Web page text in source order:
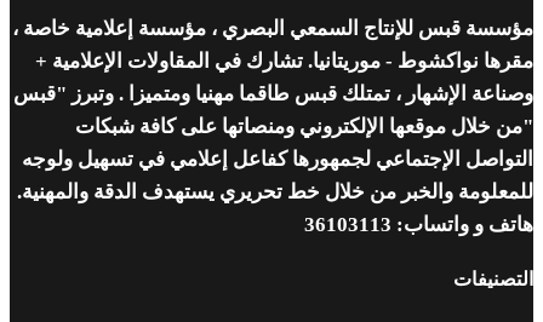
مؤسسة قبس للإنتاج السمعي البصري ، مؤسسة إعلامية خاصة ،
مقرها نواكشوط - موريتانيا. تشارك في المقاولات الإعلامية +
وصناعة الإشهار ، تمتلك قبس طاقما مهنيا ومتميزا . وتبرز "قبس
"من خلال موقعها الإلكتروني ومنصاتها على كافة شبكات
التواصل الإجتماعي لجمهورها كفاعل إعلامي في تسهيل ولوجه
للمعلومة والخبر من خلال خط تحريري يستهدف الدقة والمهنية.
هاتف و واتساب: 36103113
التصنيفات